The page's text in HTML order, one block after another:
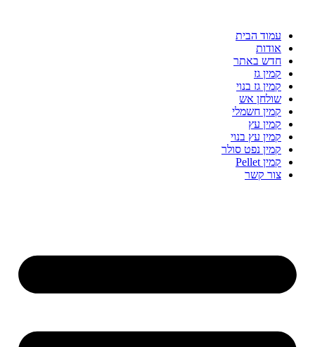
עמוד הבית
אודות
חדש באתר
קמין גז
קמין גז בנוי
שולחן אש
קמין חשמלי
קמין עץ
קמין עץ בנוי
קמין נפט סולר
קמין Pellet
צור קשר